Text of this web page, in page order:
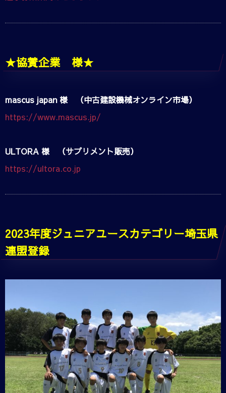
★協賛企業 様★
mascus japan 様 （中古建設機械オンライン市場）
https://www.mascus.jp/
ULTORA 様 （サプリメント販売）
https://ultora.co.jp
2023年度ジュニアユースカテゴリー埼玉県
連盟登録